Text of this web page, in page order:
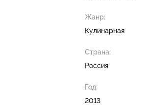
Жанр:
Кулинарная
Страна:
Россия
Год:
2013